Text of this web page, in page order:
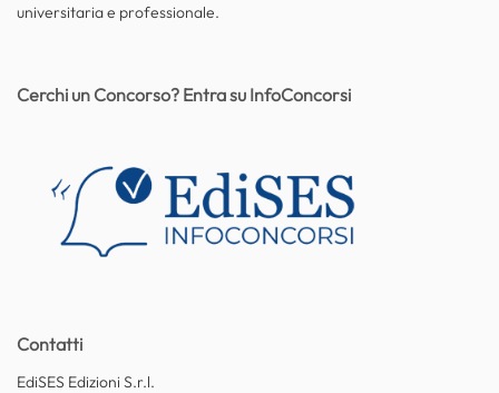
universitaria e professionale.
Contatti
EdiSES Edizioni S.r.l.
Cerchi un Concorso? Entra su InfoConcorsi